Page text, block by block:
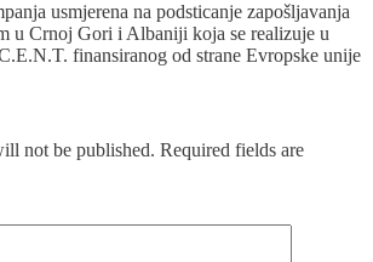
usmjerena na podsticanje zapošljavanja
u Crnoj Gori i Albaniji koja se realizuje u
finansiranog od strane Evropske unije
not be published. Required fields are